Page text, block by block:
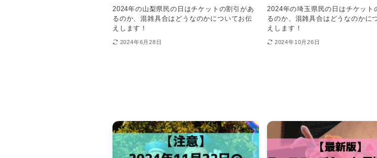
2024年の山梨県民の日はチケットの割引があ
るのか、混雑具合はどうなのかについてお伝
えします！
2024年6月28日
2024年の埼玉県民の日はチケット
るのか、混雑具合はどうなのかに
えします！
2024年10月26日